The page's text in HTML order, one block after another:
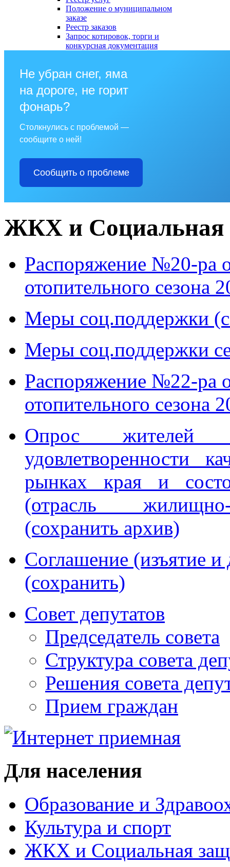
Положение о муниципальном
заказе
Реестр заказов
Запрос котировок, торги и
конкурсная документация
Не убран снег, яма
на дороге, не горит
фонарь?
Столкнулись с проблемой —
сообщите о ней!
Сообщить о проблеме
ЖКХ и Социальная
Распоряжение №20-ра
отопительного сезона
Меры соц.поддержки
Меры соц.поддержки
Распоряжение №22-ра
отопительного сезона
Опрос жителей
удовлетворенности
рынках края и
(отрасль жилищно-
(сохранить архив)
Соглашение (изъятие и
(сохранить)
Совет депутатов
Председатель совета
Структура совета
Решения совета
Прием граждан
Для населения
Образование и
Культура и спорт
ЖКХ и Социальная